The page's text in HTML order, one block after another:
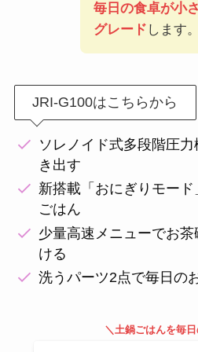
毎日の食卓が小
グレード します。
JRI-G100はこちらから
ソレノイド式多段階圧力
き出す
新搭載「おにぎりモー
ごはん
少量高速メニューでお
ける
洗うパーツ2点で毎日の
＼土鍋ごはんを毎